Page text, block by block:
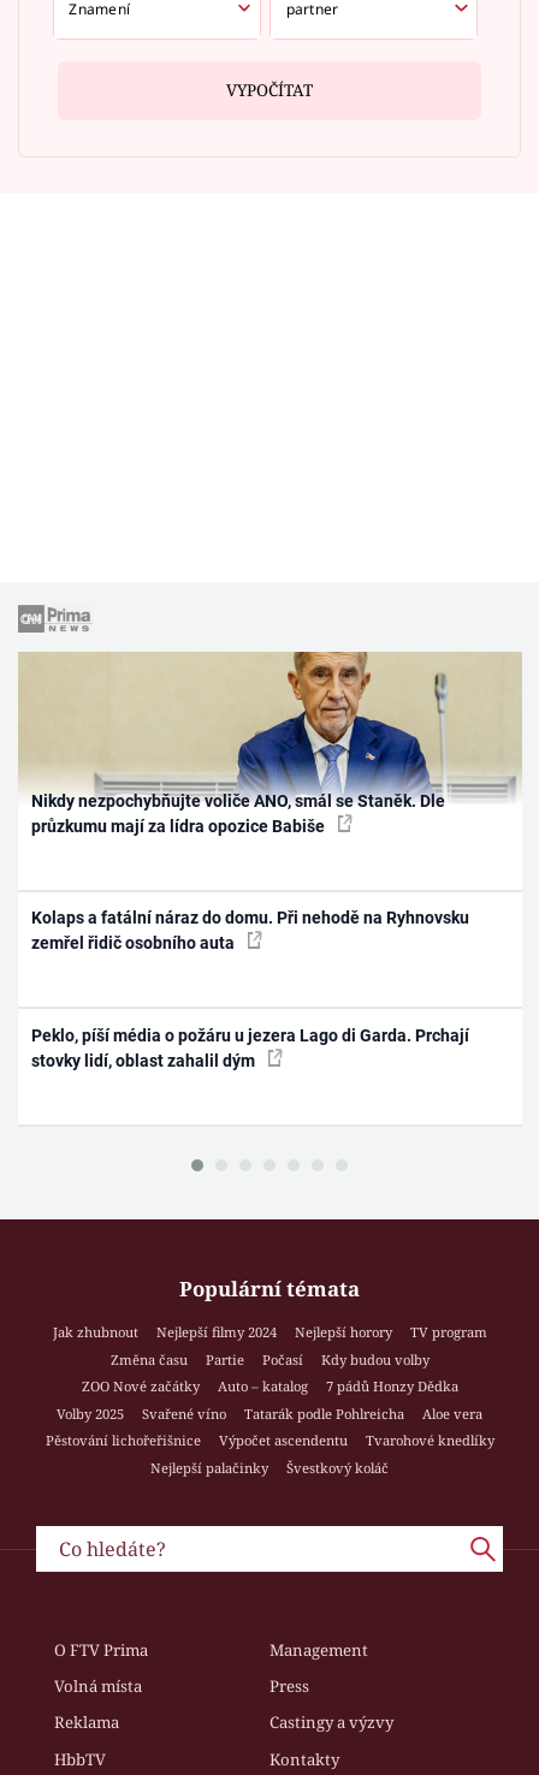
VYPOČÍTAT
Nikdy nezpochybňujte voliče ANO, smál se Staněk. Dle
průzkumu mají za lídra opozice Babiše
Kolaps a fatální náraz do domu. Při nehodě na Ryhnovsku
zemřel řidič osobního auta
Peklo, píší média o požáru u jezera Lago di Garda. Prchají
stovky lidí, oblast zahalil dým
Populární témata
Jak zhubnout Nejlepší filmy 2024 Nejlepší horory
TV program
Změna času
Partie Počasí
Kdy budou volby
ZOO Nové začátky
Auto – katalog
7 pádů Honzy Dědka
Volby 2025
Svařené víno Tatarák podle Pohlreicha
Aloe vera
Pěstování lichořeřišnice
Výpočet ascendentu
Tvarohové knedlíky
Nejlepší palačinky
Švestkový koláč
O FTV Prima
Management
Volná místa
Press
Reklama
Castingy a výzvy
HbbTV
Kontakty